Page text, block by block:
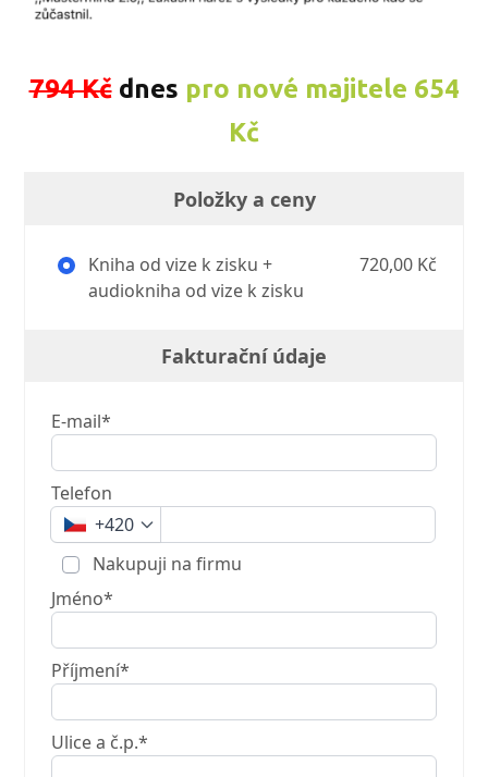
794 Kč dnes pro nové majitele 654
Kč
Položky a ceny
Kniha od vize k zisku +
audiokniha od vize k zisku
720,00 Kč
Fakturační údaje
E-mail*
Telefon
+420
Nakupuji na firmu
Jméno*
Příjmení*
Ulice a č.p.*